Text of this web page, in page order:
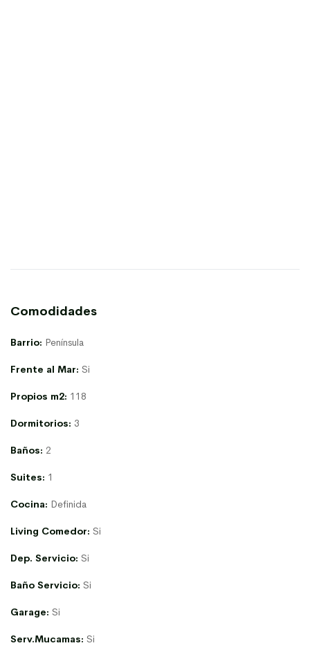
Comodidades
Barrio: Península
Frente al Mar: Si
Propios m2: 118
Dormitorios: 3
Baños: 2
Suites: 1
Cocina: Definida
Living Comedor: Si
Dep. Servicio: Si
Baño Servicio: Si
Garage: Si
Serv.Mucamas: Si